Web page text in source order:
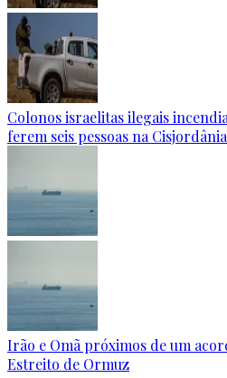
Colonos israelitas ilegais
ferem seis pessoas na
Irão e Omã próximos de um
Estreito de Ormuz